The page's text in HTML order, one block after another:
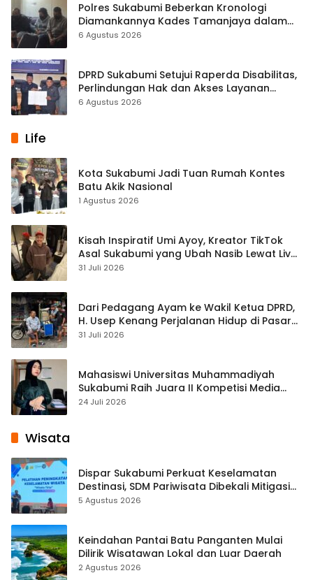
Polres Sukabumi Beberkan Kronologi
Diamankannya Kades Tamanjaya dalam
Kasus Sabu
6 Agustus 2026
DPRD Sukabumi Setujui Raperda Disabilitas,
Perlindungan Hak dan Akses Layanan
Diperkuat
6 Agustus 2026
Life
Kota Sukabumi Jadi Tuan Rumah Kontes
Batu Akik Nasional
1 Agustus 2026
Kisah Inspiratif Umi Ayoy, Kreator TikTok
Asal Sukabumi yang Ubah Nasib Lewat Live
Streaming
31 Juli 2026
Dari Pedagang Ayam ke Wakil Ketua DPRD,
H. Usep Kenang Perjalanan Hidup di Pasar
Cisaat
31 Juli 2026
Mahasiswi Universitas Muhammadiyah
Sukabumi Raih Juara II Kompetisi Media
Pembelajaran Digital Tingkat Internasional
24 Juli 2026
Wisata
Dispar Sukabumi Perkuat Keselamatan
Destinasi, SDM Pariwisata Dibekali Mitigasi
hingga Teknik Evakuasi
5 Agustus 2026
Keindahan Pantai Batu Panganten Mulai
Dilirik Wisatawan Lokal dan Luar Daerah
2 Agustus 2026